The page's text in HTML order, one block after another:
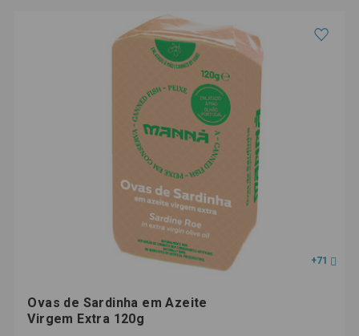
+71
Ovas de Sardinha em Azeite
Virgem Extra 120g